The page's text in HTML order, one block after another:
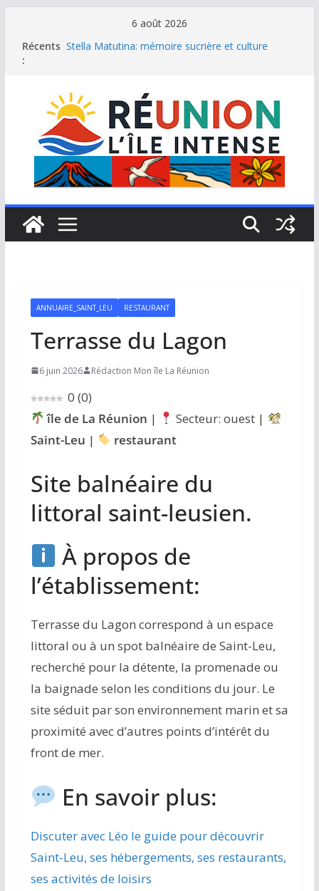
contenu
6 août 2026
Récents
:
Stella Matutina: mémoire sucrière et culture
Une journée de détente à l’Hôtel Iloha à Saint Leu
Le samoussa de La Réunion, emblème de l’île
intense
Le Musée du sel de Saint Leu: site culturel à
découvrir
ANNUAIRE_SAINT_LEU RESTAURANT
Terrasse du Lagon
6 juin 2026 Rédaction Mon île La Réunion
0 (0)
île de La Réunion |
Secteur: ouest |
Saint-Leu | restaurant
Site balnéaire du
littoral saint-leusien.
À propos de
l’établissement:
Terrasse du Lagon correspond à un espace
littoral ou à un spot balnéaire de Saint-Leu,
recherché pour la détente, la promenade ou
la baignade selon les conditions du jour. Le
site séduit par son environnement marin et sa
proximité avec d’autres points d’intérêt du
front de mer.
En savoir plus:
Discuter avec Léo le guide pour découvrir
Saint-Leu, ses hébergements, ses restaurants,
ses activités de loisirs